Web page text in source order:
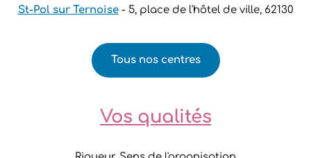
St-Pol sur Ternoise - 5, place de l'hôtel de ville, 62130
Tous nos centres
Vos qualités